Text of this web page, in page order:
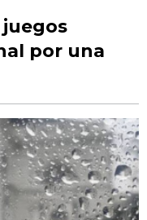
por una